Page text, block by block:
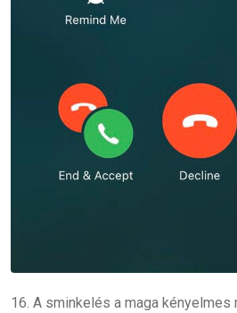
16. A sminkelés a maga kényelmes